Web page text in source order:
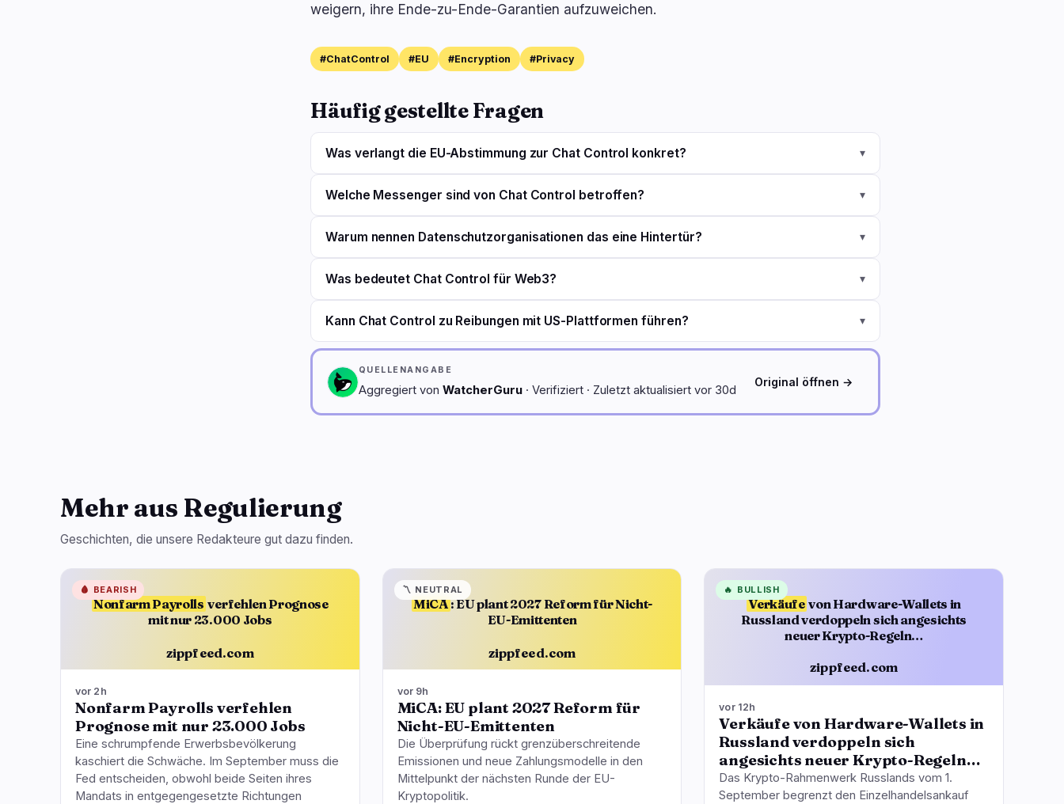
weigern, ihre Ende-zu-Ende-Garantien aufzuweichen.
#ChatControl #EU #Encryption #Privacy
Häufig gestellte Fragen
Was verlangt die EU-Abstimmung zur Chat Control konkret? ▾
Welche Messenger sind von Chat Control betroffen? ▾
Warum nennen Datenschutzorganisationen das eine Hintertür? ▾
Was bedeutet Chat Control für Web3? ▾
Kann Chat Control zu Reibungen mit US-Plattformen führen? ▾
QUELLENANGABE
Aggregiert von WatcherGuru · Verifiziert · Zuletzt aktualisiert vor 30d
Original öffnen →
Mehr aus Regulierung
Geschichten, die unsere Redakteure gut dazu finden.
Nonfarm Payrolls verfehlen Prognose
mit nur 23.000 Jobs
zippfeed.com
🩸 BEARISH
vor 2h
Nonfarm Payrolls verfehlen
Prognose mit nur 23.000 Jobs
Eine schrumpfende Erwerbsbevölkerung
kaschiert die Schwäche. Im September muss die
Fed entscheiden, obwohl beide Seiten ihres
Mandats in entgegengesetzte Richtungen
MiCA: EU plant 2027 Reform für Nicht-
EU-Emittenten
zippfeed.com
〽️ NEUTRAL
vor 9h
MiCA: EU plant 2027 Reform für
Nicht-EU-Emittenten
Die Überprüfung rückt grenzüberschreitende
Emissionen und neue Zahlungsmodelle in den
Mittelpunkt der nächsten Runde der EU-
Kryptopolitik.
Verkäufe von Hardware-Wallets in
Russland verdoppeln sich angesichts
neuer Krypto-Regeln…
zippfeed.com
🔥 BULLISH
vor 12h
Verkäufe von Hardware-Wallets in
Russland verdoppeln sich
angesichts neuer Krypto-Regeln…
Das Krypto-Rahmenwerk Russlands vom 1.
September begrenzt den Einzelhandelsankauf